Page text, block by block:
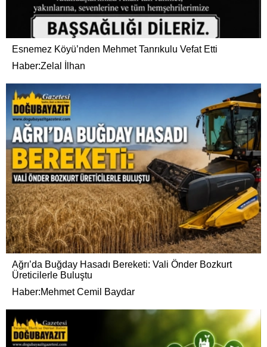
Esnemez Köyü’nden Mehmet Tanrıkulu Vefat Etti
Haber:Zelal İlhan
Ağrı’da Buğday Hasadı Bereketi: Vali Önder Bozkurt
Üreticilerle Buluştu
Haber:Mehmet Cemil Baydar